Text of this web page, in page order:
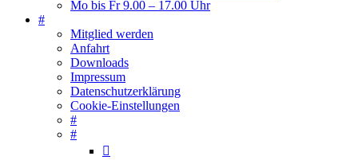
Mo bis Fr 9.00 – 17.00 Uhr
#
Mitglied werden
Anfahrt
Downloads
Impressum
Datenschutzerklärung
Cookie-Einstellungen
#
#
